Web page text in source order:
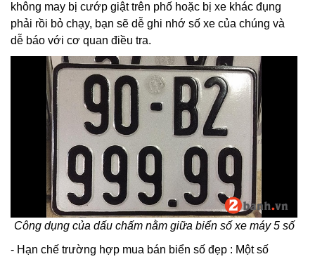
không may bị cướp giật trên phố hoặc bị xe khác đụng
phải rồi bỏ chạy, bạn sẽ dễ ghi nhớ số xe của chúng và
dễ báo với cơ quan điều tra.
Công dụng của dấu chấm nằm giữa biển số xe máy 5 số
- Hạn chế trường hợp mua bán biển số đẹp : Một số